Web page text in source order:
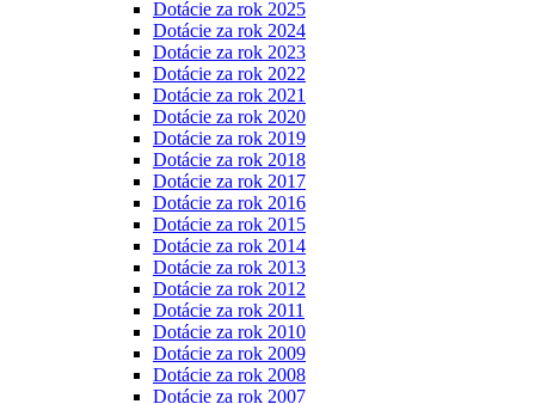
Dotácie za rok 2025
Dotácie za rok 2024
Dotácie za rok 2023
Dotácie za rok 2022
Dotácie za rok 2021
Dotácie za rok 2020
Dotácie za rok 2019
Dotácie za rok 2018
Dotácie za rok 2017
Dotácie za rok 2016
Dotácie za rok 2015
Dotácie za rok 2014
Dotácie za rok 2013
Dotácie za rok 2012
Dotácie za rok 2011
Dotácie za rok 2010
Dotácie za rok 2009
Dotácie za rok 2008
Dotácie za rok 2007